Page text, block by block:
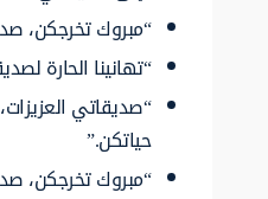
“مبروك تخرجكن،
“تهانينا الحارة
“صديقاتي
حياتكن.”
“مبروك تخرجكن،